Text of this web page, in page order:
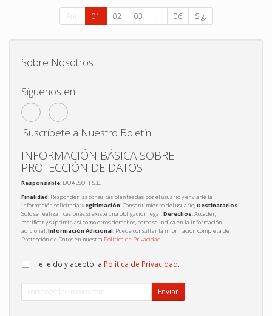
Ant. 01 02 03 ... 06 Sig.
Sobre Nosotros
Síguenos en:
¡Suscríbete a Nuestro Boletín!
INFORMACIÓN BÁSICA SOBRE
PROTECCIÓN DE DATOS
Responsable: DUALSOFT S.L.
Finalidad: Responder las consultas planteadas por el usuario y enviarle la
información solicitada;Legitimación: Consentimiento del usuario;Destinatarios:
Solo se realizan cesiones si existe una obligación legal;Derechos: Acceder,
rectificar y suprimir, así como otros derechos, como se indica en la información
adicional;Información Adicional: Puede consultar la información completa de
Protección de Datos en nuestra Política de Privacidad.
He leído y acepto la Política de Privacidad.
Enviar